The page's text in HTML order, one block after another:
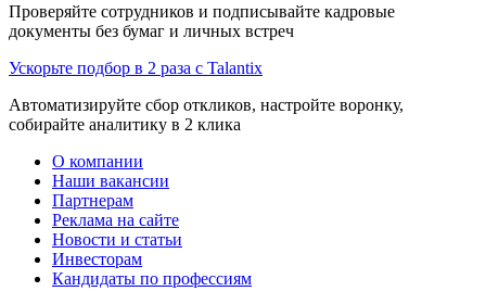
Проверяйте сотрудников и подписывайте кадровые
документы без бумаг и личных встреч
Ускорьте подбор в 2 раза с Talantix
Автоматизируйте сбор откликов, настройте воронку,
собирайте аналитику в 2 клика
О компании
Наши вакансии
Партнерам
Реклама на сайте
Новости и статьи
Инвесторам
Кандидаты по профессиям